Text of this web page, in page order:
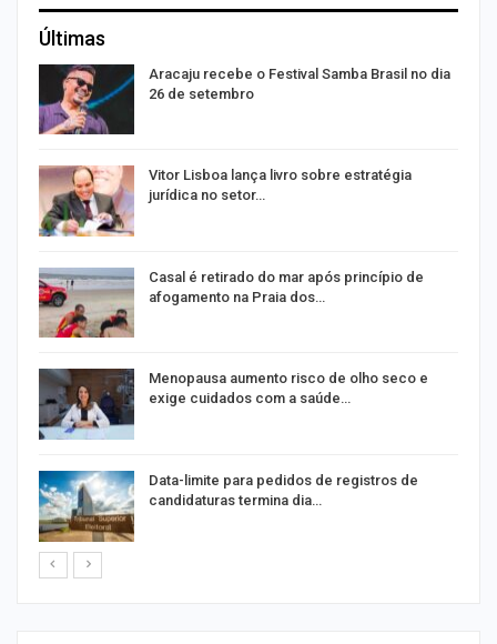
Últimas
Aracaju recebe o Festival Samba Brasil no dia
26 de setembro
Vitor Lisboa lança livro sobre estratégia
jurídica no setor…
Casal é retirado do mar após princípio de
afogamento na Praia dos…
Menopausa aumento risco de olho seco e
exige cuidados com a saúde…
Data-limite para pedidos de registros de
candidaturas termina dia…